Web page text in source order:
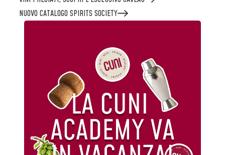
NUOVO CATALOGO SPIRITS SOCIETY